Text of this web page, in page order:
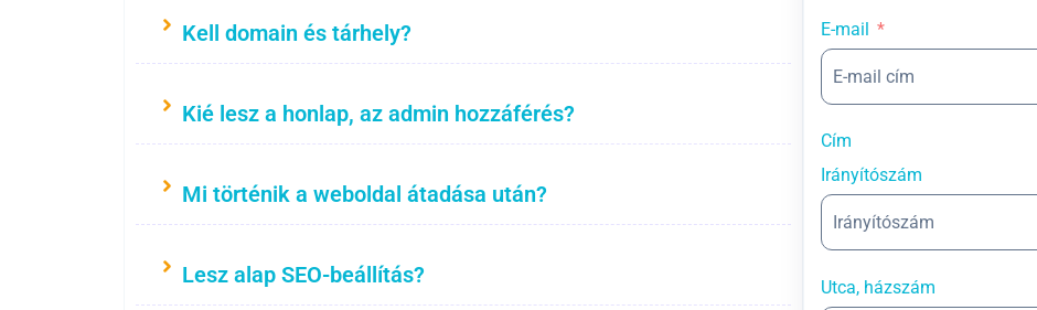
Kell domain és tárhely?
Kié lesz a honlap, az admin hozzáférés?
Mi történik a weboldal átadása után?
Lesz alap SEO-beállítás?
E-mail
Cím
Irányítószám
Utca, házszám